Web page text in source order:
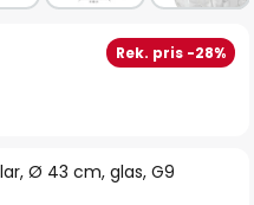
Ø 43 cm, glas, G9
Rek. pris -28%